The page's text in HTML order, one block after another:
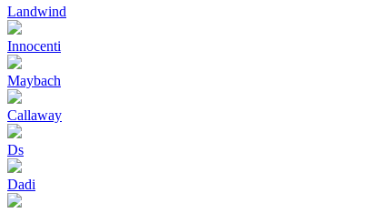
Landwind
Innocenti
Maybach
Callaway
Ds
Dadi